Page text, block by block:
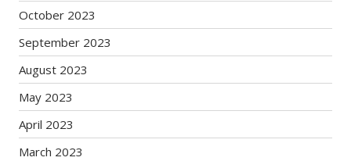
October 2023
September 2023
August 2023
May 2023
April 2023
March 2023